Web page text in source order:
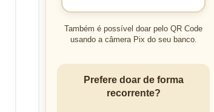
Também é possível doar pelo QR Code
usando a câmera Pix do seu banco.
Prefere doar de forma
recorrente?